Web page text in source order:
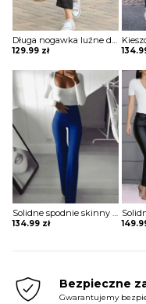
Długa nogawka luźne dresowe jednolite bez wzoru wygodne ściągacz sportowe dresy casual spodnie Fortuna
129.99 zł
Solidne spodnie skinny z wysokim stanem szorty Katha
134.99 zł
Bezpieczne
Gwarantujemy